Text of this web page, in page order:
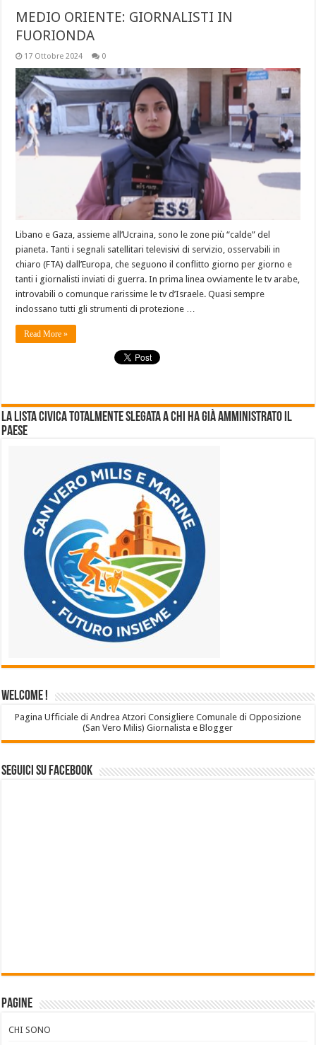
MEDIO ORIENTE: GIORNALISTI IN
FUORIONDA
17 Ottobre 2024 0
Libano e Gaza, assieme all’Ucraina, sono le zone più “calde” del
pianeta. Tanti i segnali satellitari televisivi di servizio, osservabili in
chiaro (FTA) dall’Europa, che seguono il conflitto giorno per giorno e
tanti i giornalisti inviati di guerra. In prima linea ovviamente le tv arabe,
introvabili o comunque rarissime le tv d’Israele. Quasi sempre
indossano tutti gli strumenti di protezione …
Read More »
La lista civica totalmente slegata a chi ha già amministrato il
Paese
Welcome !
Pagina Ufficiale di Andrea Atzori Consigliere Comunale di Opposizione
(San Vero Milis) Giornalista e Blogger
Seguici su Facebook
Pagine
CHI SONO